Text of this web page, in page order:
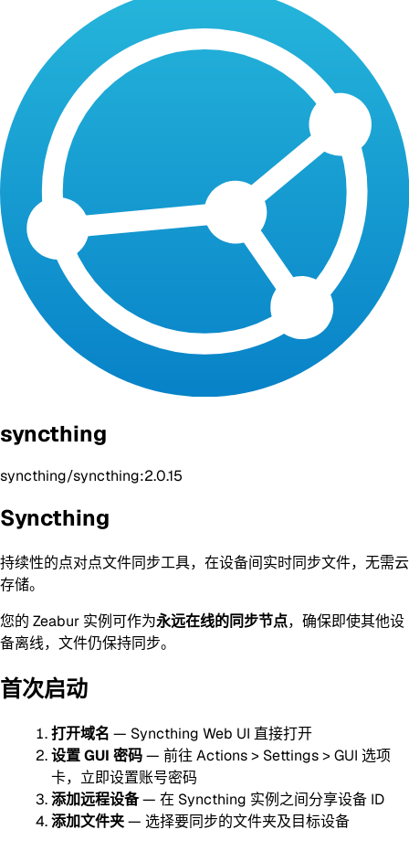
syncthing
syncthing/syncthing:2.0.15
Syncthing
持续性的点对点文件同步工具，在设备间实时同步文件，无需云
存储。
您的 Zeabur 实例可作为永远在线的同步节点，确保即使其他设
备离线，文件仍保持同步。
首次启动
打开域名 — Syncthing Web UI 直接打开
设置 GUI 密码— 前往 Actions > Settings > GUI 选项
卡，立即设置账号密码
添加远程设备— 在 Syncthing 实例之间分享设备 ID
添加文件夹— 选择要同步的文件夹及目标设备